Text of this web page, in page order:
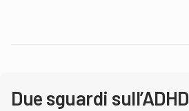
Due sguardi sull’ADHD